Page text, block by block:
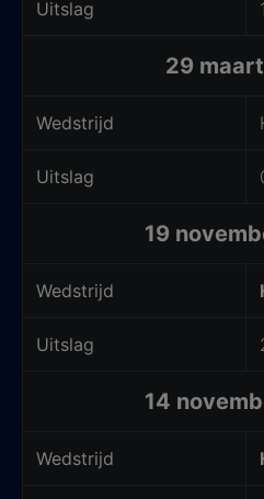
Uitslag
29
Wedstrijd
Uitslag
19
Wedstrijd
Uitslag
14
Wedstrijd